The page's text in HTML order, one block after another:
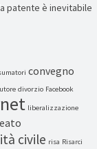
patente è inevitabile
convegno
divorzio Facebook
liberalizzazione
civile risa Risarci